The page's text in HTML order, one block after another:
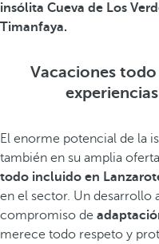
insólita Cueva de Los
Timanfaya.
Vacaciones
El enorme potencial de la
también en su amplia
todo incluido en
en el sector. Un desarrollo
compromiso de
merece todo respeto y